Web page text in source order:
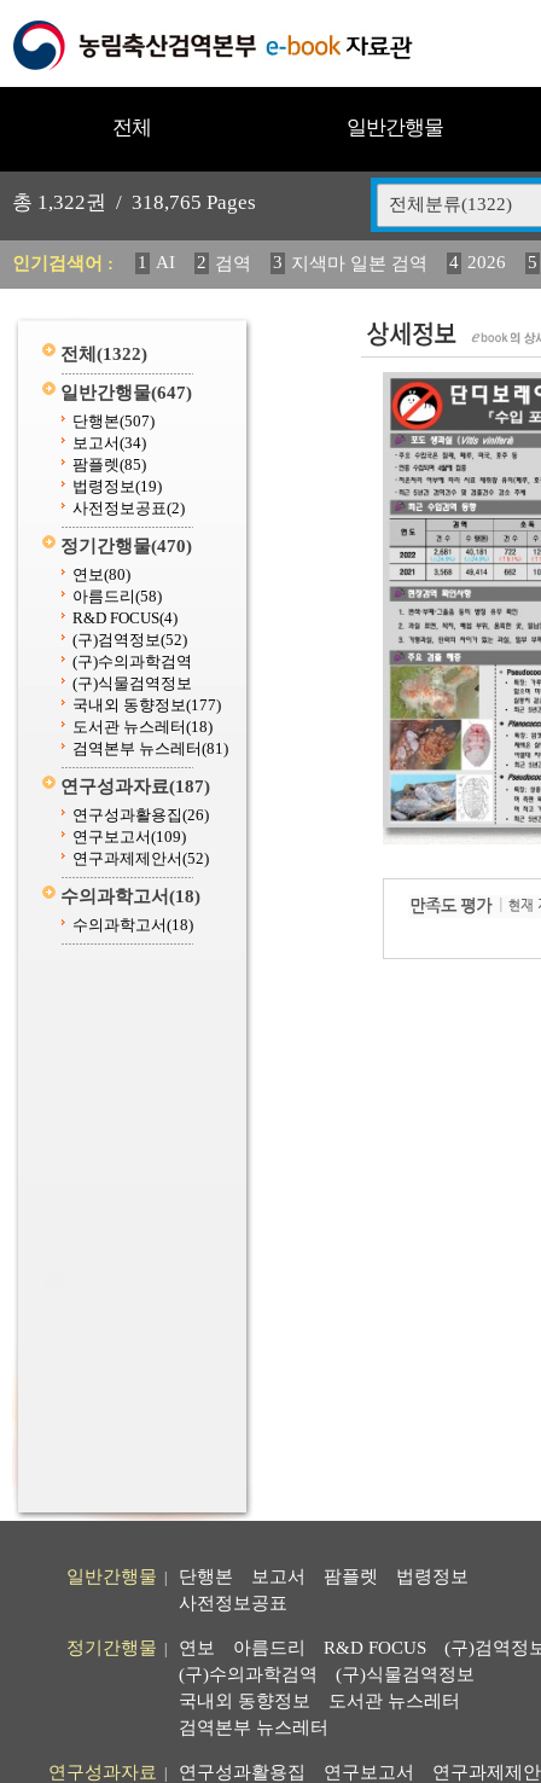
전체 일반간행물
총 1,322권 / 318,765 Pages 전체분류(1322)
인기검색어 : 1 AI 2 검역 3 지색마 일본 검역 4 2026
5
11 2025 12 중독성 식물 도감 13 媛 異 14
전체 (1322)
일반간행물(647)
단행본(507)
보고서(34)
팜플렛(85)
법령정보(19)
사전정보공표(2)
정기간행물(470)
연보(80)
아름드리(58)
R&D FOCUS(4)
(구)검역정보(52)
(구)수의과학검역
(구)식물검역정보
국내외 동향정보(177)
도서관 뉴스레터(18)
검역본부 뉴스레터(81)
연구성과자료(187)
연구성과활용집(26)
연구보고서(109)
연구과제제안서(52)
수의과학고서(18)
수의과학고서(18)
일반간행물 단행본 보고서 팜플렛
법령정보
사전정보공표
정기간행물 연보 아름드리 R&D FOCUS
(구)검역정
(구)수의과학검역
(구)식물검역정보
국내외 동향정보
도서관 뉴스레터
검역본부 뉴스레터
연구성과자료 연구성과활용집 연구보고서 연구과제제